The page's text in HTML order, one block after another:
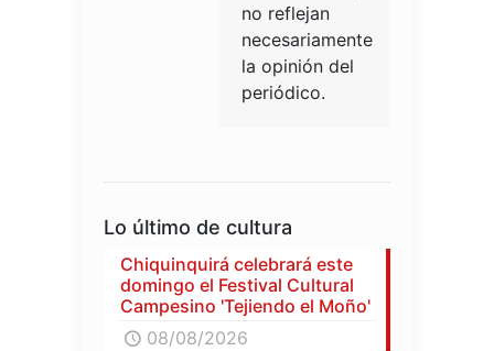
no reflejan
necesariamente
la opinión del
periódico.
Lo último de cultura
Chiquinquirá celebrará este
domingo el Festival Cultural
Campesino 'Tejiendo el Moño'
08/08/2026